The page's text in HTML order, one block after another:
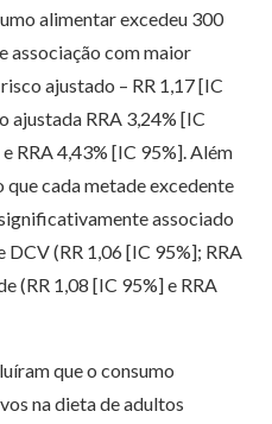
alimentar excedeu 300
associação com maior
ajustado – RR 1,17 [IC
ajustada RRA 3,24% [IC
RRA 4,43% [IC 95%]. Além
cada metade excedente
associado
(RR 1,06 [IC 95%]; RRA
(RR 1,08 [IC 95%] e RRA
que o consumo
na dieta de adultos